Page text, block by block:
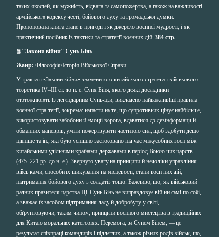
таких якостей, як мужність, відвага та самопожертва, а також на важливості
армійського кодексу честі, бойового духу та громадської думки.
Пропонована книга стане в пригоді і як джерело воєнної мудрості, і як
практичний посібник із тактики та стратегії воєнних дій. 384 стр.
📙 "Закони війни" Сунь Бінь
Жанр: Фiлософiя/Історія Військової Справи
У трактаті «Закони війни» знаменитого китайського стратега і військового
теоретика IV–III ст. до н. е. Суня Біня, якого деякі дослідники
ототожнюють із легендарним Сунь-цзи, викладено найважливіші правила
воєнної стра-тегії, зокрема: напасти на те, що супротивник цінує найбільше,
використовувати забобони й емоції ворога, вдаватися до дезінформації й
обманних маневрів, уміти пожертвувати частиною сил, щоб здобути дещо
цінніше та ін., які було успішно застосовано під час міжусобних воєн між
китайськими удільними країнами-державами в період Воюю чих царств
(475–221 рр. до н. е.). Звернуто увагу на принципи й недоліки управління
війсь ками, способи їх шикування на місцевості, етапи воєн них дій,
підтримання бойового духу в солдатів тощо. Важливо, що, як військовий
радник правителя царства Ці, Сунь Бінь не виправдовує вій ни самі по собі,
а вважає їх засобом підтримання ладу й добробуту у світі,
обґрунтовуючи, таким чином, принципи воєнного мистецтва в традиційних
для Китаю моральних категоріях. Перемога, за Сунем Бінем, — це
результат співпраці командирів і підлеглих, а також різних родів військ, що,